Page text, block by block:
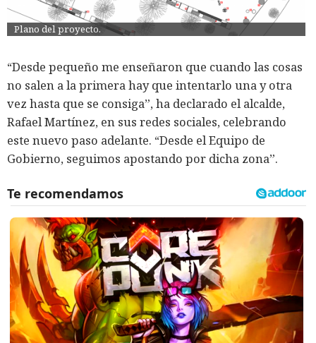
Plano del proyecto.
“Desde pequeño me enseñaron que cuando las cosas
no salen a la primera hay que intentarlo una y otra
vez hasta que se consiga”, ha declarado el alcalde,
Rafael Martínez, en sus redes sociales, celebrando
este nuevo paso adelante. “Desde el Equipo de
Gobierno, seguimos apostando por dicha zona”.